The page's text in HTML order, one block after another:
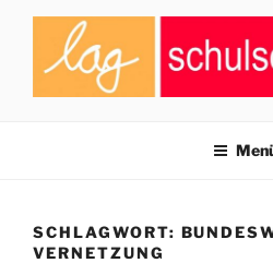
Zum
springen
SCHLAGWORT:
VERNETZUNG